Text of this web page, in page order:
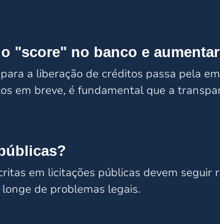
"score" no banco e
a liberação de créditos passa pela
em breve, é fundamental que a
em licitações públicas devem seguir
de problemas legais.